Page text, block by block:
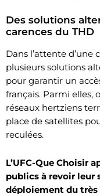
Des solutions
carences du THD
Dans l’attente
plusieurs solutions
pour garantir un
français. Parmi
réseaux hertziens
place de satellites
reculées.
L’UFC-Que Choisir
publics à revoir leur
déploiement du